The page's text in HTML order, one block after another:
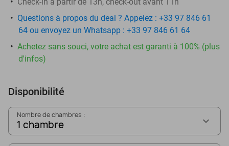
Questions à propos du deal ? Appelez : +33 97 846 61
64 ou envoyez un Whatsapp : +33 97 846 61 64
Achetez sans souci, votre achat est garanti à 100% (plus
d'infos)
Disponibilité
Nombre de chambres :
1 chambre